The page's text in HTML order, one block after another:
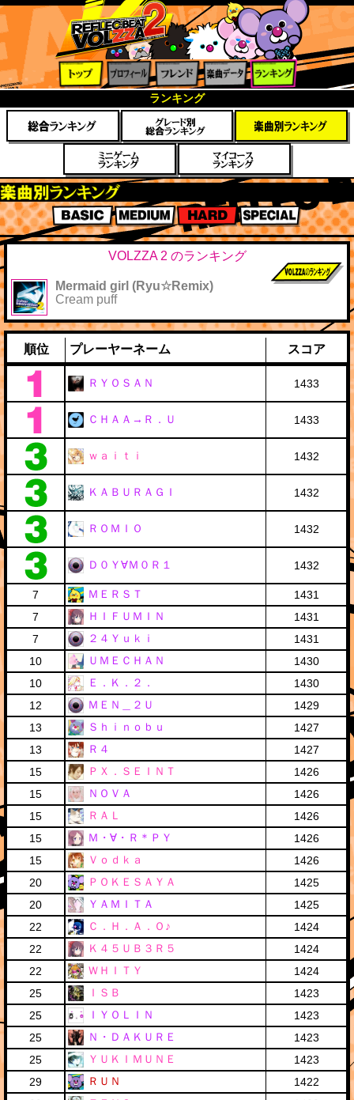
ィール
フレン
ド
楽曲デ
ータ
ング
ランキング
楽曲別スコアランキング
BASIC MEDIUM HARD SPECIAL
VOLZZA 2 のランキング
Mermaid girl (Ryu☆Remix)
Cream puff
順位 プレーヤーネーム スコア
ＲＹＯＳＡＮ 1433
ＣＨＡＡ→Ｒ．Ｕ 1433
ｗａｉｔｉ 1432
ＫＡＢＵＲＡＧＩ 1432
ＲＯＭＩＯ 1432
Ｄ０Ｙ∀Ｍ０Ｒ１ 1432
7 ＭＥＲＳＴ
1431
7
ＨＩＦＵＭＩＮ
1431
7
２４Ｙｕｋｉ
1431
10
ＵＭＥＣＨＡＮ
1430
10
Ｅ．Ｋ．２．
1430
12
ＭＥＮ＿２Ｕ
1429
13
Ｓｈｉｎｏｂｕ
1427
13
Ｒ４
1427
15
ＰＸ．ＳＥＩＮＴ
1426
15
ＮＯＶＡ
1426
15
ＲＡＬ
1426
15
Ｍ・∀・Ｒ＊ＰＹ
1426
15
Ｖｏｄｋａ
1426
20
ＰＯＫＥＳＡＹＡ
1425
20
ＹＡＭＩＴＡ
1425
22
Ｃ．Ｈ．Ａ．Ｏ♪
1424
22
Ｋ４５ＵＢ３Ｒ５
1424
22
ＷＨＩＴＹ
1424
25
ＩＳＢ
1423
25
ＩＹＯＬＩＮ
1423
25
Ｎ・ＤＡＫＵＲＥ
1423
25
ＹＵＫＩＭＵＮＥ
1423
29
ＲＵＮ
1422